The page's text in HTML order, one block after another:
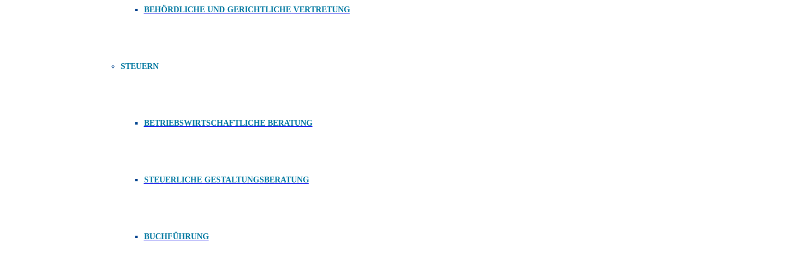
BEHÖRDLICHE UND GERICHTLICHE VERTRETUNG
STEUERN
BETRIEBSWIRTSCHAFTLICHE BERATUNG
STEUERLICHE GESTALTUNGSBERATUNG
BUCHFÜHRUNG